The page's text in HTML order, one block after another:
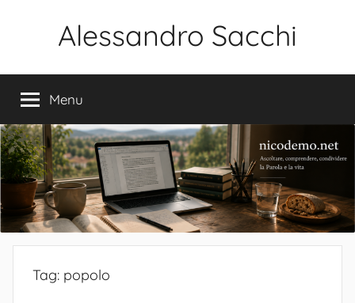
Alessandro Sacchi
Vita
Menu
Tag: popolo